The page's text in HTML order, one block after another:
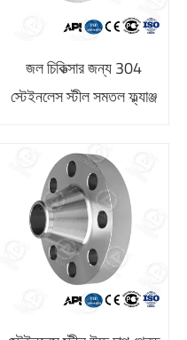
জল চিকিত্সার জন্য 304
স্টেইনলেস স্টীল সমতল ফ্ল্যাঞ্জ